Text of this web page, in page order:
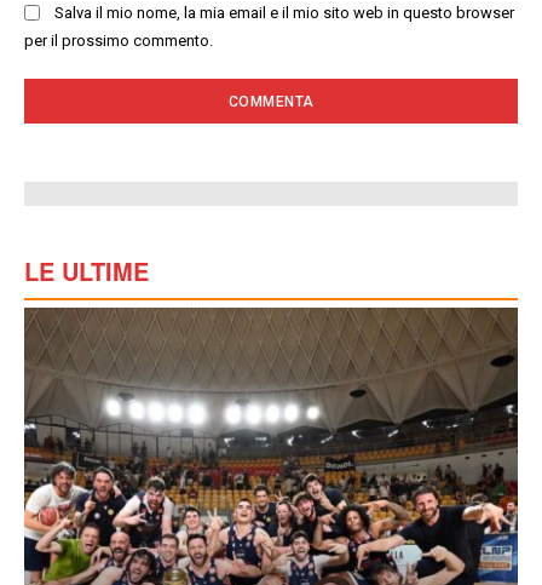
Salva il mio nome, la mia email e il mio sito web in questo browser
per il prossimo commento.
LE ULTIME